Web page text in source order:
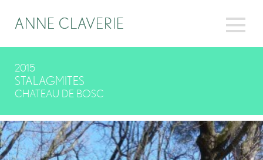
ANNE CLAVERIE
ANNE CLAVERIE
2015
STALAGMITES
CHATEAU DE BOSC